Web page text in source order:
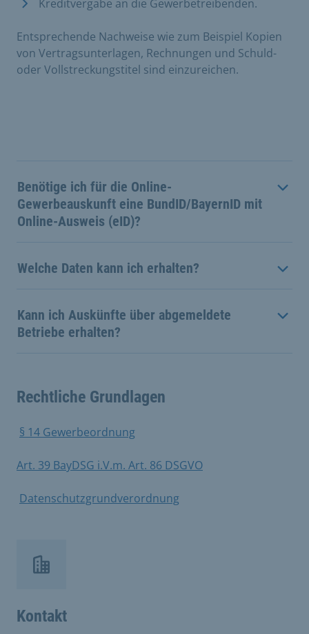
Kreditvergabe an die Gewerbetreibenden.
Entsprechende Nachweise wie zum Beispiel Kopien
von Vertragsunterlagen, Rechnungen und Schuld-
oder Vollstreckungstitel sind einzureichen.
Benötige ich für die Online-
Gewerbeauskunft eine BundID/BayernID mit
Online-Ausweis (eID)?
Welche Daten kann ich erhalten?
Kann ich Auskünfte über abgemeldete
Betriebe erhalten?
Rechtliche Grundlagen
§ 14 Gewerbeordnung
Art. 39 BayDSG i.V.m. Art. 86 DSGVO
Datenschutzgrundverordnung
Kontakt